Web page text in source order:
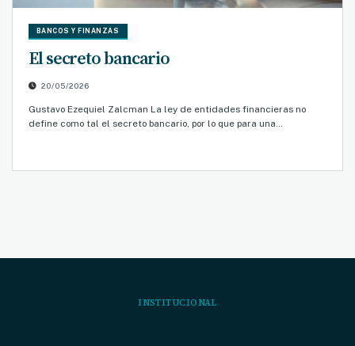
BANCOS Y FINANZAS
El secreto bancario
20/05/2026
Gustavo Ezequiel Zalcman La ley de entidades financieras no
define como tal el secreto bancario, por lo que para una…
INSTITUCIONAL